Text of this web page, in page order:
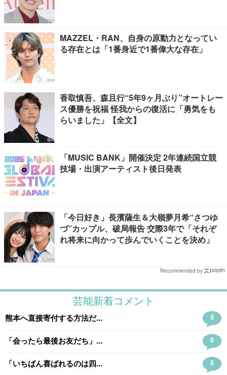
MAZZEL・RAN、自身の原動力となってい
る存在とは「1番身近で1番偉大な存在」
香取慎吾、森且行“5年9ヶ月ぶり”オートレー
ス優勝を祝福 怪我からの復活に「勇気をも
らいました」【全文】
「MUSIC BANK」開催決定 2年連続国立競
技場・出演アーティスト後日発表
「今日好き」長濱薩生＆大嶺夢月希“さつゆ
づ”カップル、破局報告 交際3年で「それぞ
れ将来に向かって歩んでいくことを決め」
Recommended by